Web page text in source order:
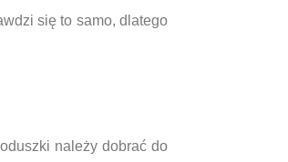
się to samo, dlatego
należy dobrać do